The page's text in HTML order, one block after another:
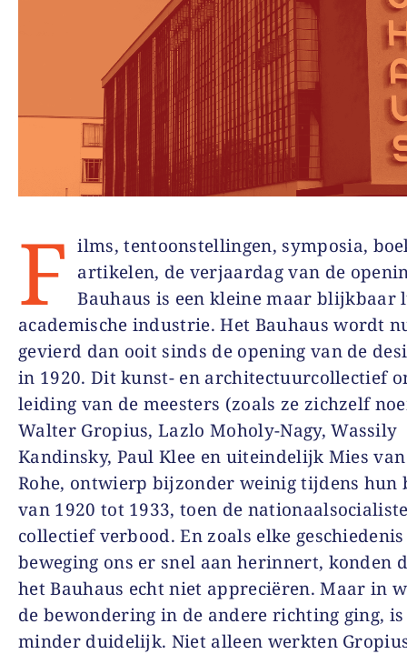
F ilms, tentoonstellingen, symposia,
artikelen, de verjaardag van de
Bauhaus is een kleine maar blijkbaar
academische industrie. Het Bauhaus wordt
gevierd dan ooit sinds de opening van de
in 1920. Dit kunst- en architectuurcollectief
leiding van de meesters (zoals ze zichzelf
Walter Gropius, Lazlo Moholy-Nagy, Wassily
Kandinsky, Paul Klee en uiteindelijk Mies
Rohe, ontwierp bijzonder weinig tijdens hun
van 1920 tot 1933, toen de
collectief verbood. En zoals elke
beweging ons er snel aan herinnert, konden
het Bauhaus echt niet appreciëren. Maar in
de bewondering in de andere richting ging,
minder duidelijk. Niet alleen werkten